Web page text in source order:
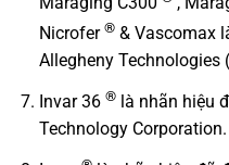
Nicrofer ®& Vascomax
Allegheny Technologies
Invar 36 ®là nhãn hiệu
Technology Corporation.